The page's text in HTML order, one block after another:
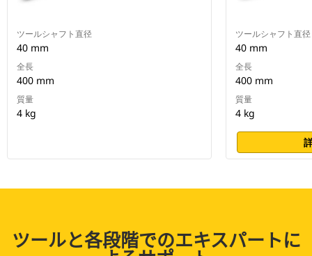
ツールシャフト直径
40 mm
全長
400 mm
質量
4 kg
ツールシャフト直径
40 mm
全長
400 mm
質量
4 kg
ツールと各段階でのエキスパートに